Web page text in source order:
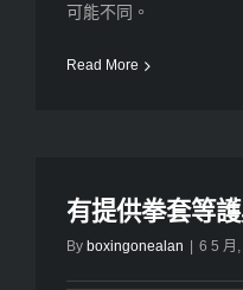
可能不同。
Read More
有提供拳套等
By boxingonealan 6 5 月